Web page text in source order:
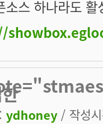
소스 하나라도
ydhoney / 작성